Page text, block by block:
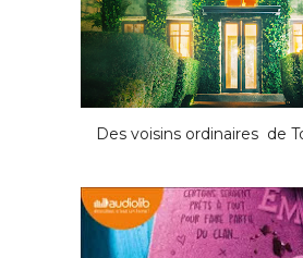
Des voisins ordinaires de